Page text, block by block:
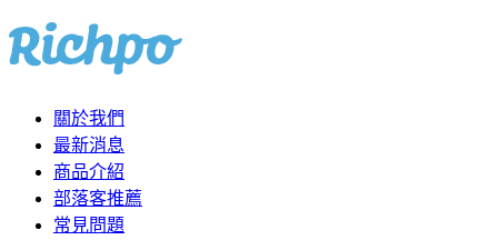
關於我們
最新消息
商品介紹
部落客推薦
常見問題